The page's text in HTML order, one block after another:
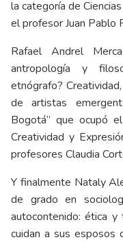
la categoría de
el profesor Juan Pablo
Rafael Andrel
antropología y
etnógrafo?
de artistas
Bogotá” que ocupó
Creatividad y
profesores Claudia
Y finalmente Nataly
de grado en
autocontenido: ética
cuidan a sus esposos